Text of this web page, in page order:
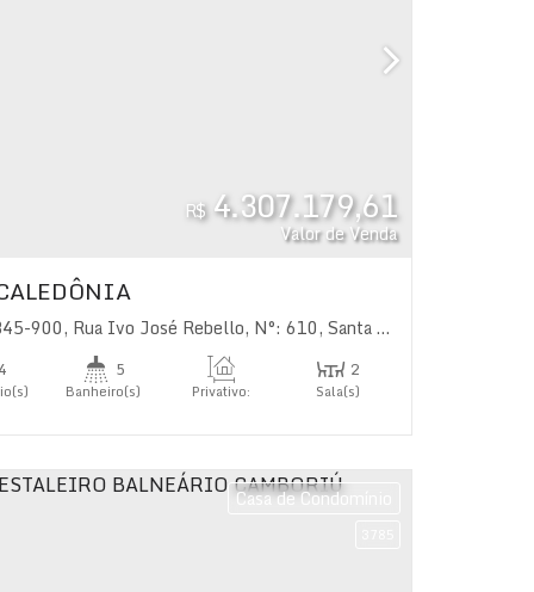
Brasil
R$4.307.179,61
Valor de Venda
900, Rua Ivo José Rebello, N°: 610,Santa Regina
4 5
Banheiro(s) Privativo:
2
Sala(s)
Casa de Condomínio